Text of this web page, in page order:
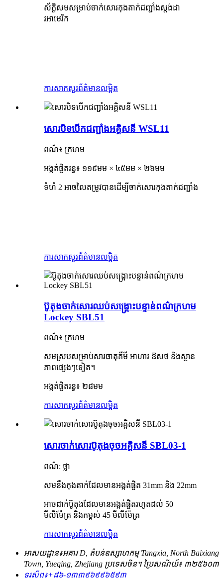
ស័ក្តិសមសម្រាប់ចាក់សោរកុងតាក់ជញ្ជាំងស្តង់ដា
រអាមេរិក
ការសាកសួរព័ត៌មានលម្អិត
សោរបិទបើកជញ្ជាំងអគ្គិសនី WSL11
ពណ៌៖ ក្រហម
អង្កត់ផ្ចិតរន្ធ៖ ១១៩មម × ៤៥មម × ២៦មម
ទំហំ 2 អាចលៃតម្រូវបានដើម្បីចាក់សោរកុងតាក់ជញ្ជាំង
ការសាកសួរព័ត៌មានលម្អិត
ប៊ូតុងចាក់សោរឈប់សង្គ្រោះបន្ទាន់ពណ៌ក្រហម
Lockey SBL51
ពណ៌៖ ក្រហម
សមស្របសម្រាប់សារធាតុគីមី អាហារ ឱសថ និងស្ថាន
ភាពផ្សេងៗទៀត។
អង្កត់ផ្ចិតរន្ធ៖ ២៨មម
ការសាកសួរព័ត៌មានលម្អិត
សោរចាក់សោរប៊ូតុងចុចអគ្គិសនី SBL03-1
ពណ៌: ថ្លា
សមនឹងកុងតាក់ដែលមានអង្កត់ផ្ចិត 31mm និង 22mm
អាចដាក់ប៊ូតុងដែលមានអង្កត់ផ្ចិតរហូតដល់ 50
មីលីម៉ែត្រ និងកម្ពស់ 45 មីលីម៉ែត្រ
ការសាកសួរព័ត៌មានលម្អិត
អាសយដ្ឋាន៖អគារ D, តំបន់ឧស្សាហកម្ម Tangxia, North Baixiang
Town, Yueqing, Zhejiang ប្រទេសចិន។ ប្រៃសណីយ៍៖ ៣២៥៦០៣
ទូរស័ព្ទ៖+៨៦-១៣៣៩៦៩៩៦៥៩៣